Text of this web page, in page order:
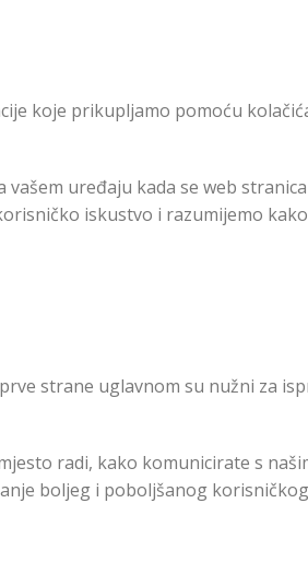
koje prikupljamo pomoću
uređaju kada se web
iskustvo i razumijemo
strane uglavnom su nužni za
radi, kako komunicirate s
boljeg i poboljšanog